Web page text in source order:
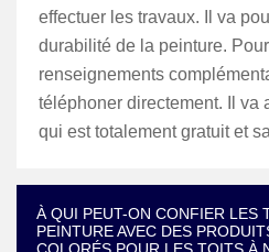
effectuer les travaux. Il va
durabilité de la peinture.
renseignements
téléphoner directement. Il va
qui est totalement gratuit et
À QUI PEUT-ON CONFIER LES
PEINTURE AVEC DES